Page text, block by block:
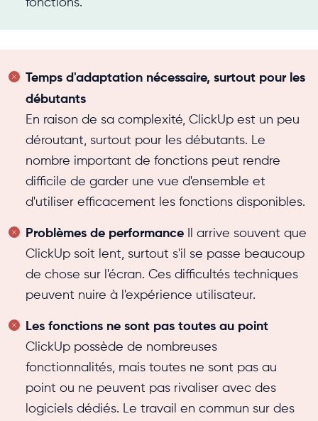
Temps d'adaptation nécessaire, surtout pour les
débutants
En raison de sa complexité, ClickUp est un peu
déroutant, surtout pour les débutants. Le
nombre important de fonctions peut rendre
difficile de garder une vue d'ensemble et
d'utiliser efficacement les fonctions disponibles.
Problèmes de performance
Il arrive souvent que
ClickUp soit lent, surtout s'il se passe beaucoup
de chose sur l'écran. Ces difficultés techniques
peuvent nuire à l'expérience utilisateur.
Les fonctions ne sont pas toutes au point
ClickUp possède de nombreuses
fonctionnalités, mais toutes ne sont pas au
point ou ne peuvent pas rivaliser avec des
logiciels dédiés. Le travail en commun sur des